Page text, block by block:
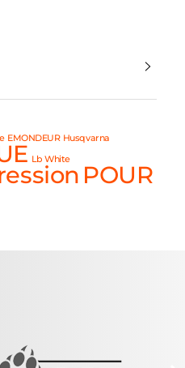
EMONDEUR Husqvarna
Lb White
POUR